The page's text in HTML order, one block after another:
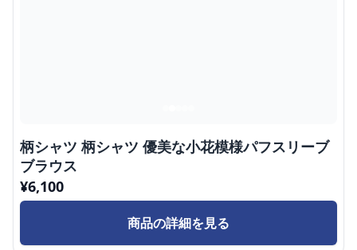
柄シャツ 柄シャツ 優美な小花模様パフスリーブ
ブラウス
¥6,100
商品の詳細を見る